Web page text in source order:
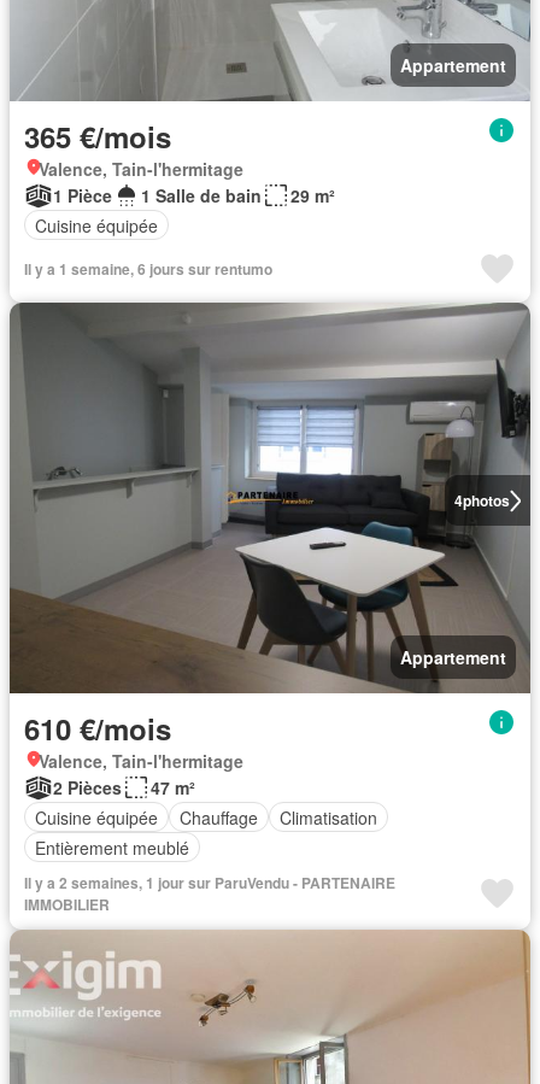
Appartement
365 €/mois
Valence, Tain-l'hermitage
1 Pièce
1 Salle de bain
29 m²
Cuisine équipée
Il y a 1 semaine, 6 jours sur rentumo
4photos
Appartement
610 €/mois
Valence, Tain-l'hermitage
2 Pièces
47 m²
Cuisine équipée
Chauffage
Climatisation
Entièrement meublé
Il y a 2 semaines, 1 jour sur ParuVendu - PARTENAIRE
IMMOBILIER